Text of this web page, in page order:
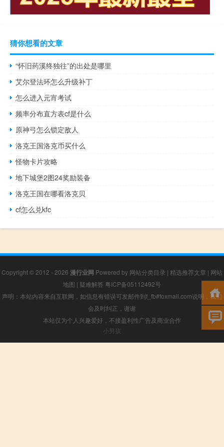
猜你想看的文章
“怀旧药溪终独往”的出处是哪里
艾尔登法环怎么升级补丁
怎么进入元宵考试
频率分布直方表cf是什么
原神弓怎么锁定敌人
洛克王国洛克币买什么
怪物卡片攻略
地下城堡2图24奖励装备
洛克王国在哪看洛克贝
cf怎么兑kfc
Copyright © 2012 - 2026 漫行业网 Powered by 网站分类目录 | 精选推荐文章 | 网站
地图 | 疑难解答 粤ICP备05112492号
声明：本站内容来自互联网，如信息有错误可发邮件到f_fb#foxmail.com说明，我们
会及时纠正，谢谢
本站仅为个人兴趣爱好，不接盈利性广告及商业合作
小男孩